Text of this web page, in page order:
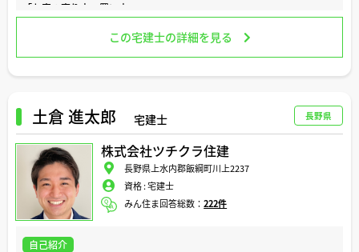
「お家の売り方・買い方」
「お家や土地のお金のこと」
「空き家のトラブル」
についてご相談に応じ、解決に向けて努めてまいりました。
幅広い分野でお客様のお悩みに対応してまいりました。
さらに、日本在住の海外の方に対しても「住宅購入」のお手伝いをさせ
ていただいております。
お気軽にご相談いただければ幸いです。
心よりお待ち申し上げております。
よろしくお願いします。
以上です。
この宅建士の詳細を見る
土倉 進太郎 宅建士 長野県
株式会社ツチクラ住建
長野県上水内郡飯綱町川上2237
資格 :宅建士
みん住ま回答総数：222件
自己紹介